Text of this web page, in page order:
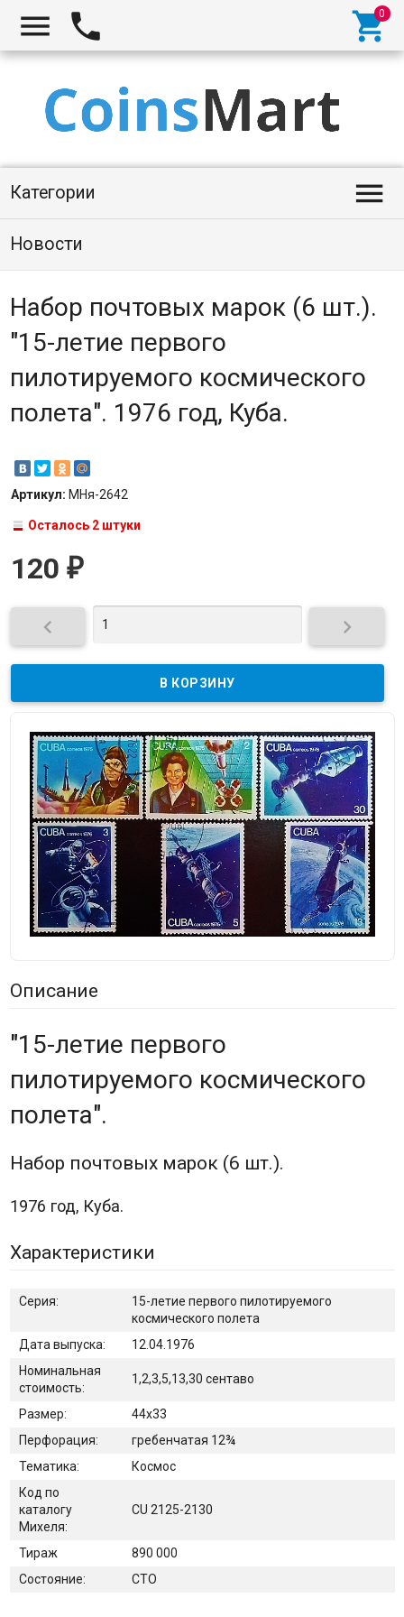
  
Категории 
Новости
Набор почтовых марок (6 шт.).
"15-летие первого
пилотируемого космического
полета". 1976 год, Куба.
Артикул: МНя-2642
Осталось 2 штуки
120 ₽
 
Описание
"15-летие первого
пилотируемого космического
полета".
Набор почтовых марок (6 шт.).
1976 год, Куба.
Характеристики
Серия:
15-летие первого пилотируемого
космического полета
Дата выпуска:
12.04.1976
Номинальная
стоимость:
1,2,3,5,13,30 сентаво
Размер:
44х33
Перфорация:
гребенчатая 12¾
Тематика:
Космос
Код по
каталогу
Михеля:
CU 2125-2130
Тираж
890 000
Состояние:
CTO